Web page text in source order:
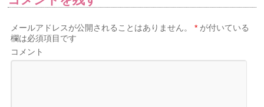
メールアドレスが公開されることはありません。 * が付いている
欄は必須項目です
コメント